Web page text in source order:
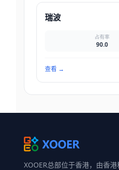
瑞波
占有率
90.0
查看 →
XOOER总部位于香港，由香